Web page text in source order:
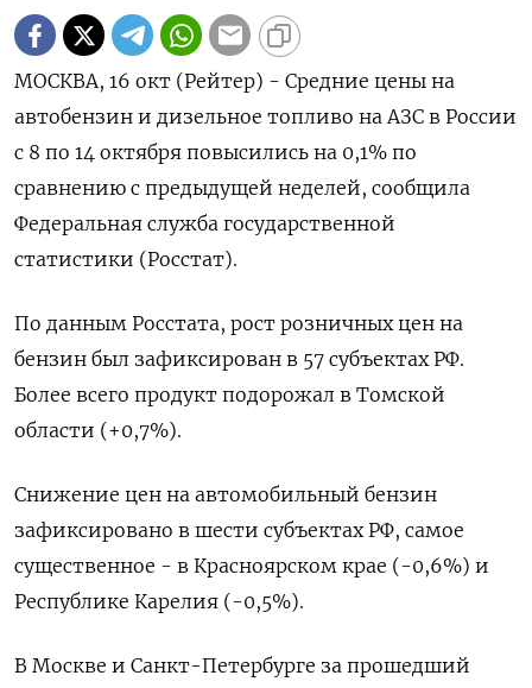
МОСКВА, 16 окт (Рейтер) - Средние цены на
автобензин и дизельное топливо на АЗС в России
с 8 по 14 октября повысились на 0,1% по
сравнению с предыдущей неделей, сообщила
Федеральная служба государственной
статистики (Росстат).
По данным Росстата, рост розничных цен на
бензин был зафиксирован в 57 субъектах РФ.
Более всего продукт подорожал в Томской
области (+0,7%).
Снижение цен на автомобильный бензин
зафиксировано в шести субъектах РФ, самое
существенное - в Красноярском крае (-0,6%) и
Республике Карелия (-0,5%).
В Москве и Санкт-Петербурге за прошедший